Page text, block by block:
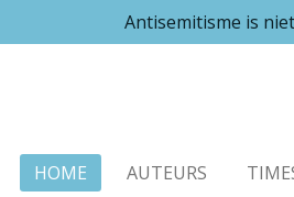
Antisemitisme is
HOME AUTEURS